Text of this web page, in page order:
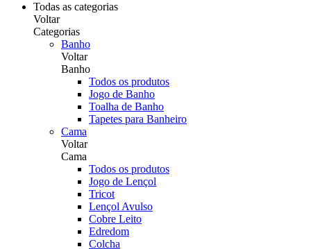
Todas as categorias
Voltar
Categorias
Banho
Voltar
Banho
Todos os produtos
Jogo de Banho
Toalha de Banho
Tapetes para Banheiro
Cama
Voltar
Cama
Todos os produtos
Jogo de Lençol
Tricot
Lençol Avulso
Cobre Leito
Edredom
Colcha